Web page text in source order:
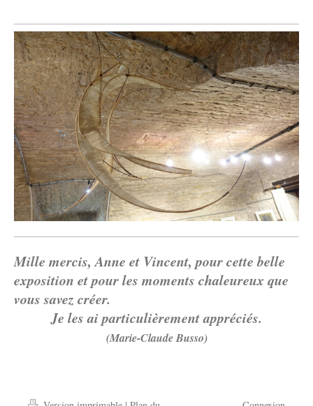
Mille mercis, Anne et Vincent, pour cette belle
exposition et pour les moments chaleureux que
vous savez créer.
Je les ai particulièrement appréciés.
(Marie-Claude Busso)